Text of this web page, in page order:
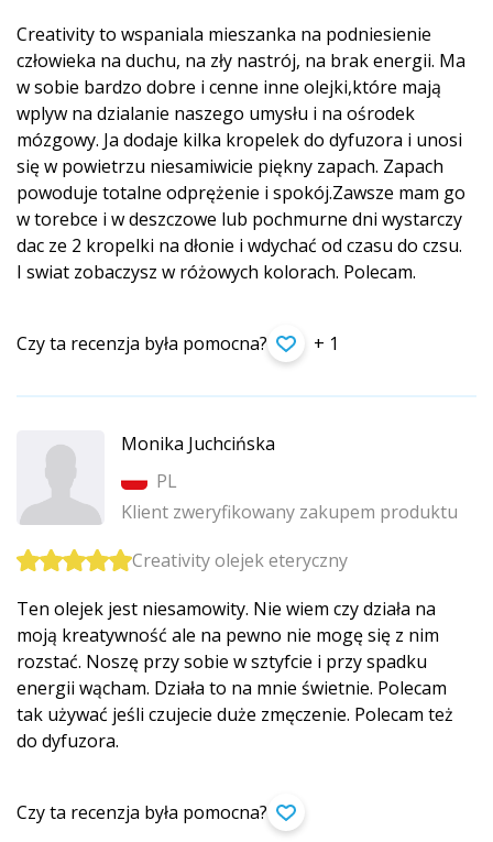
Creativity to wspaniala mieszanka na podniesienie
człowieka na duchu, na zły nastrój, na brak energii. Ma
w sobie bardzo dobre i cenne inne olejki,które mają
wplyw na dzialanie naszego umysłu i na ośrodek
mózgowy. Ja dodaje kilka kropelek do dyfuzora i unosi
się w powietrzu niesamiwicie piękny zapach. Zapach
powoduje totalne odprężenie i spokój.Zawsze mam go
w torebce i w deszczowe lub pochmurne dni wystarczy
dac ze 2 kropelki na dłonie i wdychać od czasu do czsu.
I swiat zobaczysz w różowych kolorach. Polecam.
Czy ta recenzja była pomocna? + 1
Monika Juchcińska
PL
Klient zweryfikowany zakupem produktu
Creativity olejek eteryczny
Ten olejek jest niesamowity. Nie wiem czy działa na
moją kreatywność ale na pewno nie mogę się z nim
rozstać. Noszę przy sobie w sztyfcie i przy spadku
energii wącham. Działa to na mnie świetnie. Polecam
tak używać jeśli czujecie duże zmęczenie. Polecam też
do dyfuzora.
Czy ta recenzja była pomocna?